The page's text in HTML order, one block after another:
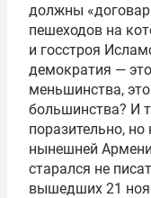
должны
пешеходов на
и госстроя
демократия —
меньшинства,
большинства? И
поразительно,
нынешней
старался не
вышедших 21